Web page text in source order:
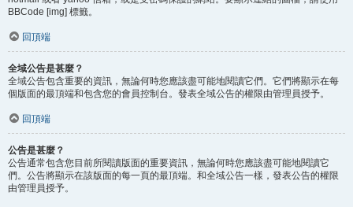
BBCode [img] 標籤。
回頂端
全域公告是甚麼？
全域公告包含重要的資訊，無論何時您應該盡可能地閱讀它們。它們將顯示在每
個版面的最頂端和包含您的會員控制台。發表全域公告的權限由管理員授予。
回頂端
公告是甚麼？
公告通常包含您目前所閱讀版面的重要資訊，無論何時您應該盡可能地閱讀它
們。公告將顯示在該版面的每一頁的最頂端。和全域公告一樣，發表公告的權限
由管理員授予。